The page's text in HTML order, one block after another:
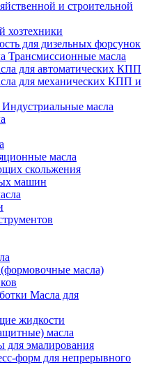
и строительной
хозтехники
для дизельных форсунок
Трансмиссионные масла
для автоматических КПП
для механических КПП и
Индустриальные масла
масла
скольжения
машин
масла)
Масла для
жидкости
масла
для эмалирования
форм для непрерывного